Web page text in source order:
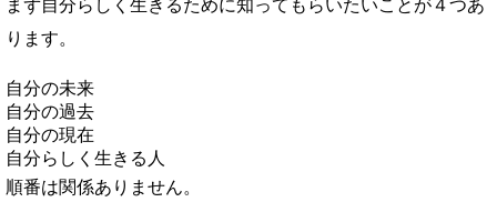
まず自分らしく生きるために知ってもらいたいことが４つあ
ります。
自分の未来
自分の過去
自分の現在
自分らしく生きる人
順番は関係ありません。